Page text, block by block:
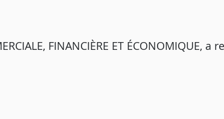
FINANCIÈRE ET ÉCONOMIQUE, a